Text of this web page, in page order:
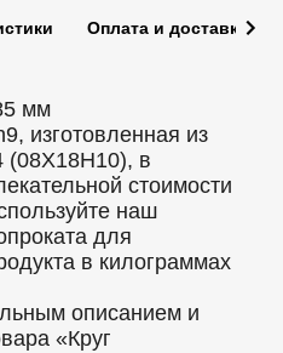
Оплата и доставка
мм
изготовленная из
(08Х18Н10), в
стоимости
наш
для
в килограммах
описанием и
«Круг